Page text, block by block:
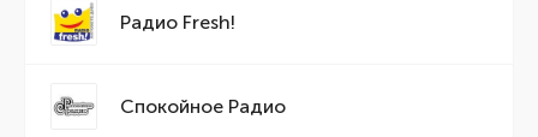
Радио Fresh!
Спокойное Радио